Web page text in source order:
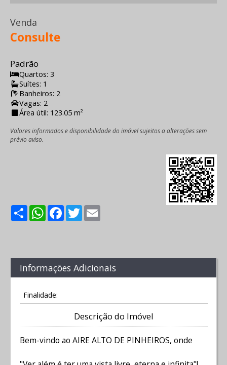
Venda
Consulte
Padrão
Quartos: 3
Suítes: 1
Banheiros: 2
Vagas: 2
Área útil: 123.05 m²
Valores informados e disponibilidade do imóvel sujeitos a alterações sem
prévio aviso.
ShareWhatsApp
Facebook
Twitter
Informações Adicionais
Finalidade:
Descrição do Imóvel
Bem-vindo ao AIRE ALTO DE PINHEIROS, onde